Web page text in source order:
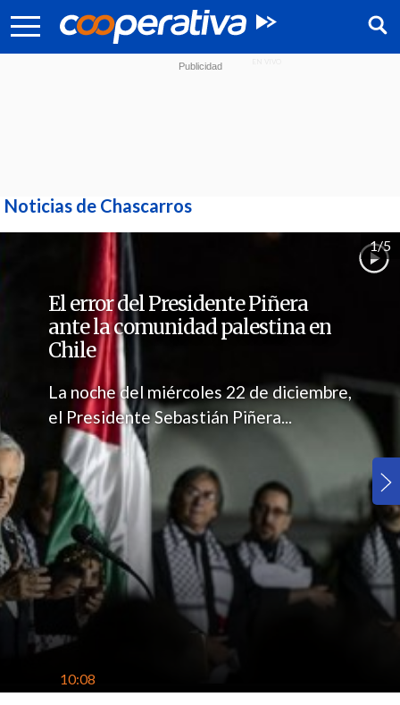
Síguenos:
Noticias de Chascarros
1/5
El error del Presidente Piñera
ante la comunidad palestina en
Chile
La noche del miércoles 22 de diciembre,
el Presidente Sebastián Piñera...
10:08